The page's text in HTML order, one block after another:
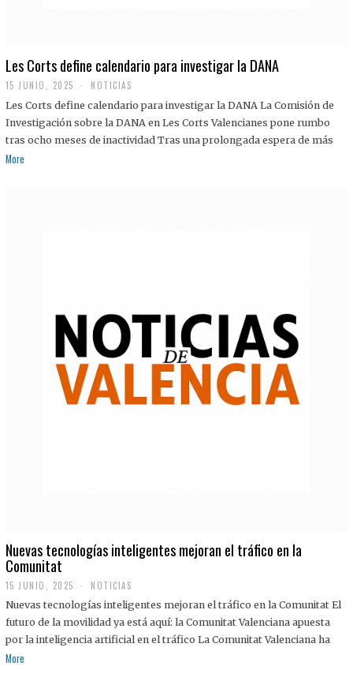
Les Corts define calendario para investigar la DANA
15 JUNIO, 2025 NOTICIAS
Les Corts define calendario para investigar la DANA La Comisión de
Investigación sobre la DANA en Les Corts Valencianes pone rumbo
tras ocho meses de inactividad Tras una prolongada espera de más
More
Nuevas tecnologías inteligentes mejoran el tráfico en la
Comunitat
15 JUNIO, 2025 NOTICIAS
Nuevas tecnologías inteligentes mejoran el tráfico en la Comunitat El
futuro de la movilidad ya está aquí: la Comunitat Valenciana apuesta
por la inteligencia artificial en el tráfico La Comunitat Valenciana ha
More